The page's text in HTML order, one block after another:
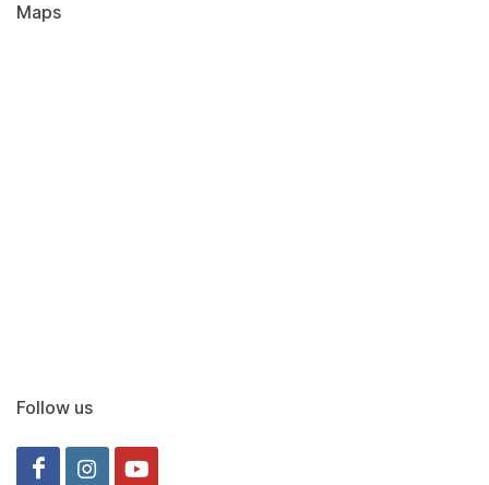
Maps
Follow us